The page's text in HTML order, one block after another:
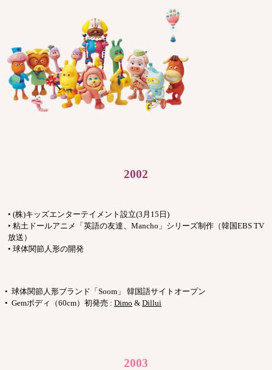
2002
• (株)キッズエンターテイメント設立(3月15日)
• 粘土ドールアニメ「英語の友達、Mancho」シリーズ制作（韓国EBS TV
放送）
• 球体関節人形の開発
• 球体関節人形ブランド「Soom」 韓国語サイトオープン
• Gemボディ（60cm）初発売 : Dimo & Dillui
2003